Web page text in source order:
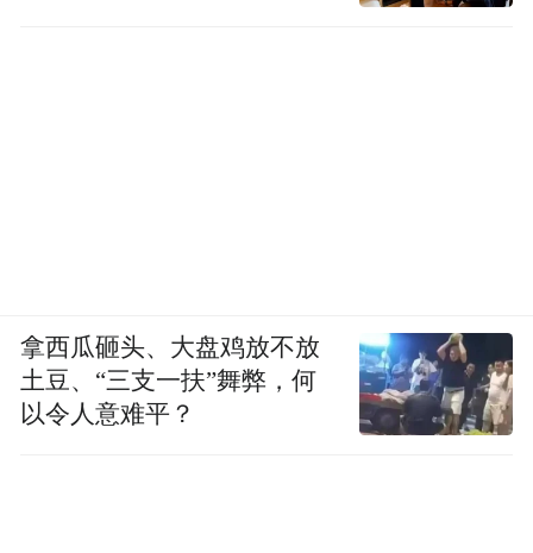
拿西瓜砸头、大盘鸡放不放
土豆、“三支一扶”舞弊，何
以令人意难平？